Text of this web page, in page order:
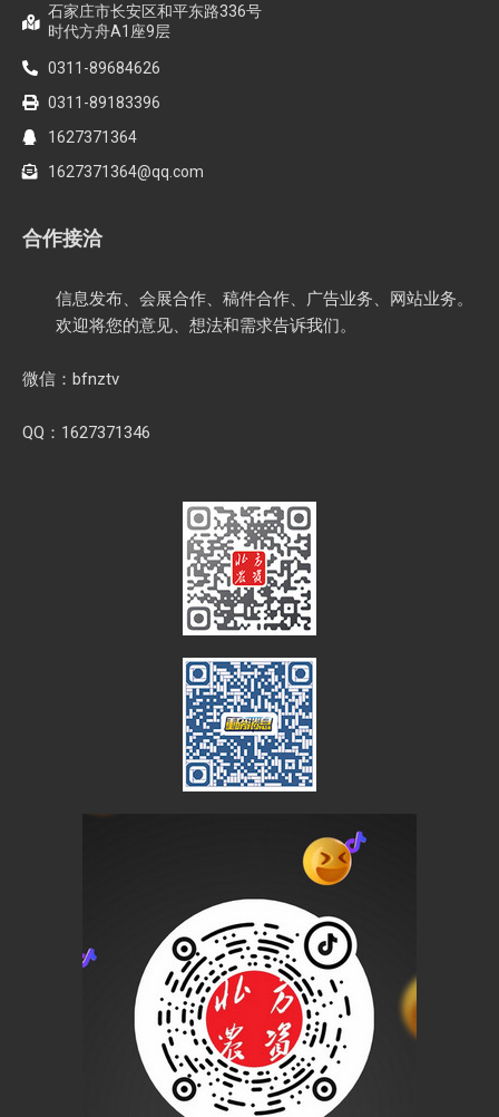
石家庄市长安区和平东路336号
时代方舟A1座9层
0311-89684626
0311-89183396
1627371364
1627371364@qq.com
合作接洽
信息发布、会展合作、稿件合作、广告业务、网站业务。
欢迎将您的意见、想法和需求告诉我们。
微信：bfnztv
QQ：1627371346